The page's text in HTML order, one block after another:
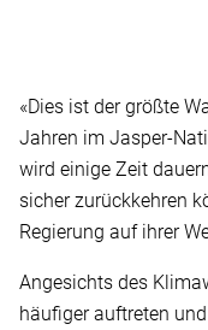
«Dies ist der größte
Jahren im Jasper-
wird einige Zeit
sicher zurückkehren
Regierung auf ihrer
Angesichts des
häufiger auftreten